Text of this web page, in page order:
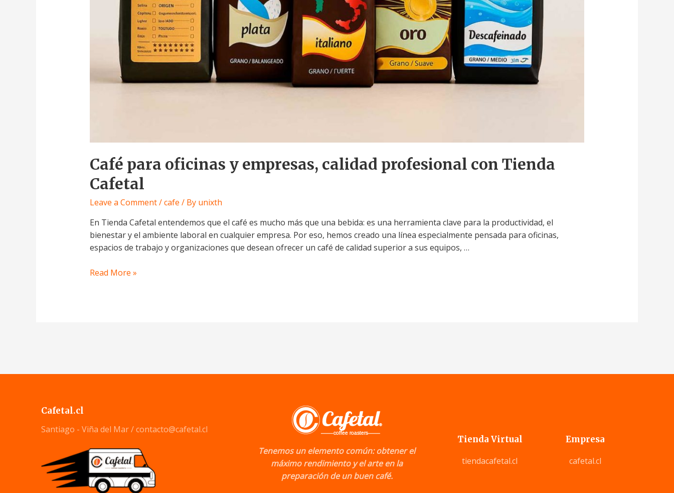
Café para oficinas y empresas, calidad profesional con Tienda
Cafetal
Leave a Comment/cafe / By unixth
En Tienda Cafetal entendemos que el café es mucho más que una bebida: es una herramienta clave para la productividad, el
bienestar y el ambiente laboral en cualquier empresa. Por eso, hemos creado una línea especialmente pensada para oficinas,
espacios de trabajo y organizaciones que desean ofrecer un café de calidad superior a sus equipos, …
Read More »
Cafetal.cl
Santiago - Viña del Mar /contacto@cafetal.cl
Tenemos un elemento común: obtener el
máximo rendimiento y el arte en la
preparación de un buen café.
Tienda Virtual
tiendacafetal.cl
Empresa
cafetal.cl